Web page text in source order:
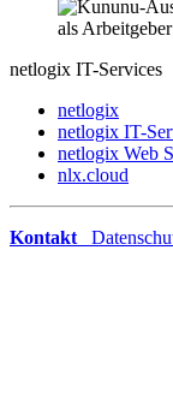
netlogix IT-Services
netlogix
netlogix IT-
netlogix Web
nlx.cloud
Kontakt